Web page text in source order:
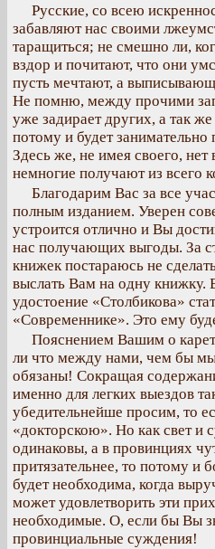
Русские, со всею
забавляют нас своими
таращиться; не смешно ли,
вздор и почитают, что они
пусть мечтают, а
Не помню, между прочими
уже задирает других, а так
потому и будет занимательно
Здесь же, не имея своего, нет
немногие получают из всего
Благодарим Вас за все
полным изданием. Уверен
устроится отлично и Вы
нас получающих выгоды. За
книжек постараюсь не
выслать Вам на одну книжку.
удостоение «Столбикова»
«Современнике». Это ему
Пояснением Вашим о
ли что между нами, чем бы
обязаны! Сокращая
именно для легких выездов
убедительнейше просим, то
«докторскою». Но как свет и
одинаковы, а в провинциях
притязательнее, то потому и
будет необходима, когда
может удовлетворить эти
необходимые. О, если бы Вы
провинциальные суждения!